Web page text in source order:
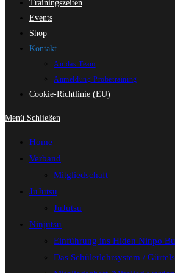
Trainingszeiten
Events
Shop
Kontakt
An das Team
Anmeldung Probetraining
Cookie-Richtlinie (EU)
Menü Schließen
Home
Verband
Mitgliedschaft
JuJutsu
JuJutsu
Ninjutsu
Einführung ins Hiden Ninpo
Das Schülerlehrsystem /